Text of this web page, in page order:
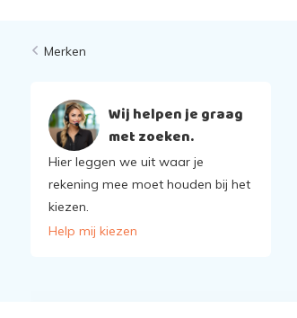
Merken
Wij helpen je graag
met zoeken.
Hier leggen we uit waar je
rekening mee moet houden bij het
kiezen.
Help mij kiezen